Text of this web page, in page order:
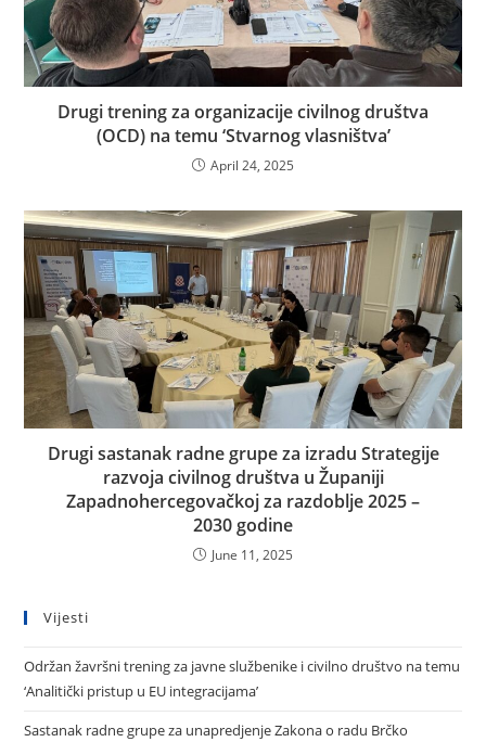
Drugi trening za organizacije civilnog društva
(OCD) na temu ‘Stvarnog vlasništva’
April 24, 2025
Drugi sastanak radne grupe za izradu Strategije
razvoja civilnog društva u Županiji
Zapadnohercegovačkoj za razdoblje 2025 –
2030 godine
June 11, 2025
Vijesti
Održan žavršni trening za javne službenike i civilno društvo na temu
‘Analitički pristup u EU integracijama’
Sastanak radne grupe za unapredjenje Zakona o radu Brčko